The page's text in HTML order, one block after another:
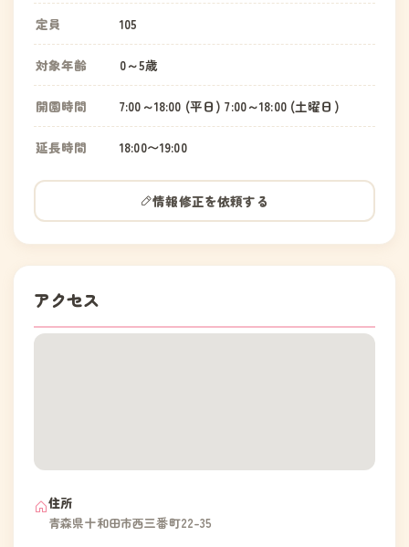
定員 105
対象年齢 0～5歳
開園時間 7:00～18:00 (平日) 7:00～18:00 (土曜日)
延長時間 18:00〜19:00
情報修正を依頼する
アクセス
住所
青森県十和田市西三番町22-35